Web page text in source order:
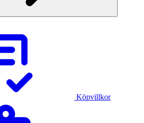
Köpvillkor